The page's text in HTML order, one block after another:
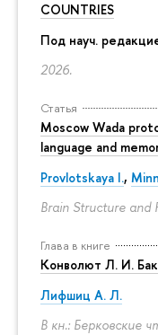
COUNTRIES
Под науч.
2026.
Статья
Moscow Wada
language and
Provlotskaya I.,
Brain Structure and
Глава в книге
Конволют Л. И.
Лифшиц А. Л.
В кн.: Берковские